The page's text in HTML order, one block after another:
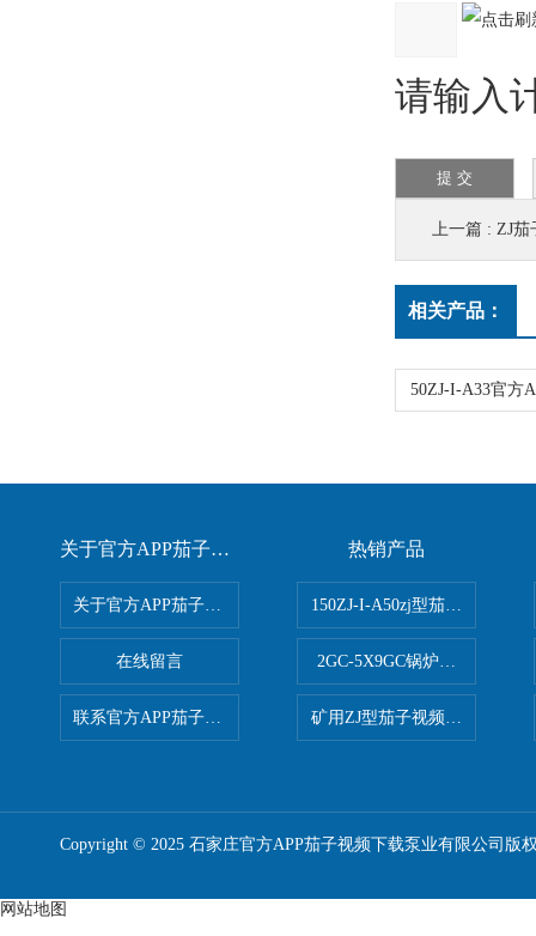
请输入计
上一篇 : ZJ茄
相关产品：
关于官方APP茄子视频下载
关于官方APP茄子视频下载
在线留言
联系官方APP茄子视频下载
热销产品
150ZJ-I-A50zj型茄子视频更懂
2GC-5X9GC锅炉给水泵 给水
矿用ZJ型茄子视频更懂你APP
Copyright © 2025 石家庄官方APP茄子视频下载泵业有限公司版
网站地图